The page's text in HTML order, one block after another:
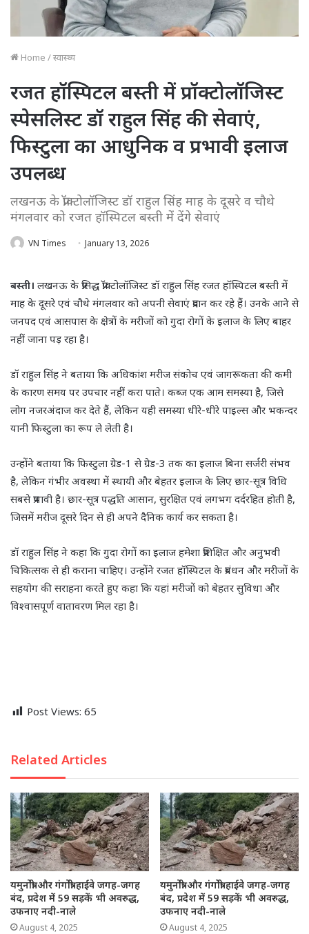
Home /स्वास्थ्य
रजत हॉस्पिटल बस्ती में प्रॉक्टोलॉजिस्ट
स्पेसलिस्ट डॉ राहुल सिंह की सेवाएं,
फिस्टुला का आधुनिक व प्रभावी इलाज
उपलब्ध
लखनऊ के प्रॉक्टोलॉजिस्ट डॉ राहुल सिंह माह के दूसरे व चौथे
मंगलवार को रजत हॉस्पिटल बस्ती में देंगे सेवाएं
VN Times January 13, 2026
बस्ती। लखनऊ के प्रसिद्ध प्रॉक्टोलॉजिस्ट डॉ राहुल सिंह रजत हॉस्पिटल बस्ती में
माह के दूसरे एवं चौथे मंगलवार को अपनी सेवाएं प्रदान कर रहे हैं। उनके आने से
जनपद एवं आसपास के क्षेत्रों के मरीजों को गुदा रोगों के इलाज के लिए बाहर
नहीं जाना पड़ रहा है।
डॉ राहुल सिंह ने बताया कि अधिकांश मरीज संकोच एवं जागरूकता की कमी
के कारण समय पर उपचार नहीं करा पाते। कब्ज एक आम समस्या है, जिसे
लोग नजरअंदाज कर देते हैं, लेकिन यही समस्या धीरे-धीरे पाइल्स और भकन्दर
यानी फिस्टुला का रूप ले लेती है।
उन्होंने बताया कि फिस्टुला ग्रेड-1 से ग्रेड-3 तक का इलाज बिना सर्जरी संभव
है, लेकिन गंभीर अवस्था में स्थायी और बेहतर इलाज के लिए छार-सूत्र विधि
सबसे प्रभावी है। छार-सूत्र पद्धति आसान, सुरक्षित एवं लगभग दर्दरहित होती है,
जिसमें मरीज दूसरे दिन से ही अपने दैनिक कार्य कर सकता है।
डॉ राहुल सिंह ने कहा कि गुदा रोगों का इलाज हमेशा प्रशिक्षित और अनुभवी
चिकित्सक से ही कराना चाहिए। उन्होंने रजत हॉस्पिटल के प्रबंधन और मरीजों के
सहयोग की सराहना करते हुए कहा कि यहां मरीजों को बेहतर सुविधा और
विश्वासपूर्ण वातावरण मिल रहा है।
Post Views: 65
Related Articles
यमुनोत्री और गंगोत्री हाईवे जगह-जगह
बंद, प्रदेश में 59 सड़कें भी अवरुद्ध,
उफनाए नदी-नाले
August 4, 2025
यमुनोत्री और गंगोत्री हाईवे जगह-जगह
बंद, प्रदेश में 59 सड़कें भी अवरुद्ध,
उफनाए नदी-नाले
August 4, 2025